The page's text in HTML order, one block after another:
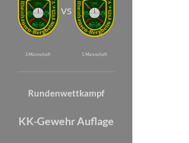
3. Mannschaft
vs
1. Mannschaft
Rundenwettkampf
KK-Gewehr Auflage